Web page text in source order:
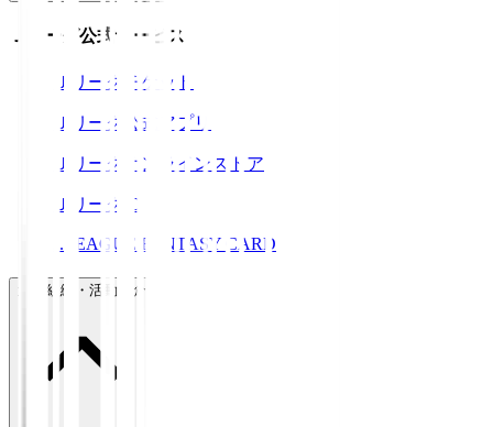
Ｊリーグ公式サービス
Ｊリーグチケット
Ｊリーグ公式アプリ
Ｊリーグオンラインストア
ＪリーグID
J.LEAGUE FANTASY CARD
運営組織・活動紹介